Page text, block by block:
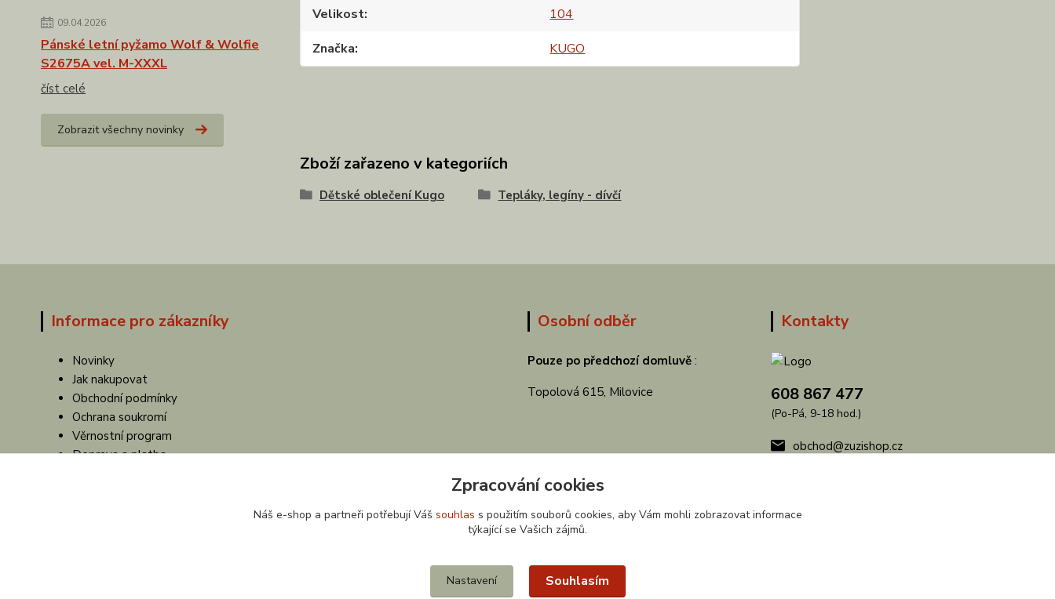
09.04.2026
Pánské letní pyžamo Wolf & Wolfie
S2675A vel. M-XXXL
číst celé
Zobrazit všechny novinky
Velikost
104
Značka
KUGO
Zboží zařazeno v kategoriích
Dětské oblečení Kugo Tepláky, legíny - dívčí
Informace pro zákazníky
Novinky
Jak nakupovat
Obchodní podmínky
Ochrana soukromí
Věrnostní program
Doprava a platba
Osobní odběr
Pouze po předchozí domluvě :
Topolová 615, Milovice
Kontakty
608 867 477
(Po-Pá, 9-18 hod.)
obchod@zuzishop.cz
Zpracování cookies
Náš e-shop a partneři potřebují Váš souhlas s použitím souborů cookies, aby Vám mohli zobrazovat informace
týkající se Vašich zájmů.
Nastavení Souhlasím